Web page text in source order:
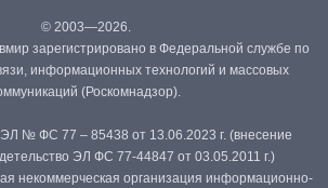
© 2003—2026.
зарегистрировано в Федеральной службе по
информационных технологий и массовых
(Роскомнадзор).
ЭЛ № ФС 77 – 85438 от 13.06.2023 г. (внесение
ЭЛ ФС 77-44847 от 03.05.2011 г.)
некоммерческая организация информационно-